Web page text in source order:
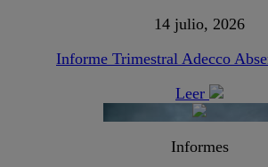
14 julio, 2026
Informe Trimestral Adecco
Leer
Informes